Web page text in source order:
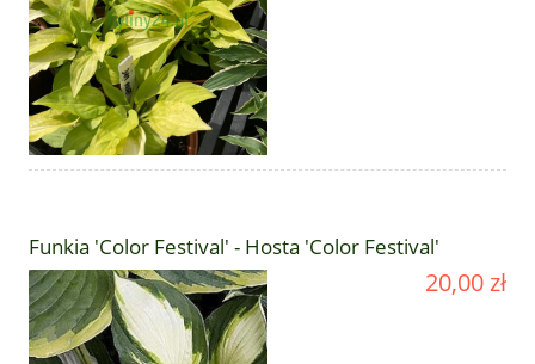
Funkia 'Color Festival' - Hosta 'Color Festival'
20,00 zł